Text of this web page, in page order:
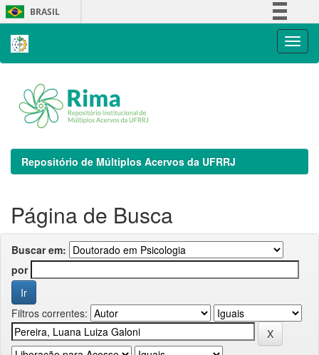
Skip
navigation
BRASIL
Repositório de Múltiplos Acervos da UFRRJ
Página de Busca
Buscar em:
por
Filtros correntes: